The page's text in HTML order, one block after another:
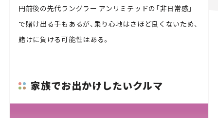
円前後の先代ラングラー アンリミテッドの「非日常感」
で賭け出る手もあるが、乗り心地はさほど良くないため、
賭けに負ける可能性はある。
家族でお出かけしたいクルマ